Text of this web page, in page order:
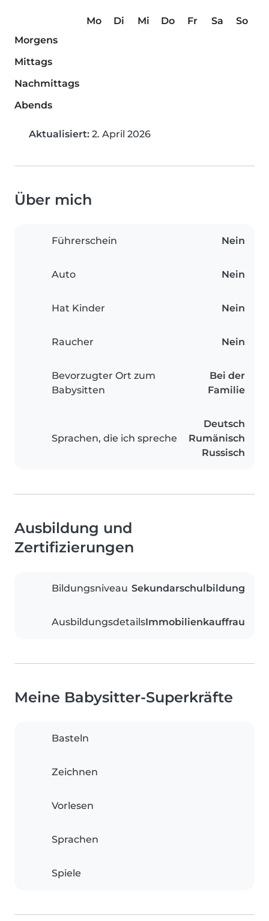
Mo Di Mi Do Fr Sa
So
Morgens
Mittags
Nachmittags
Abends
Aktualisiert: 2. April 2026
Über mich
Führerschein Nein
Auto Nein
Hat Kinder Nein
Raucher Nein
Bevorzugter Ort zum
Babysitten
Bei der
Familie
Sprachen, die ich spreche
Deutsch
Rumänisch
Russisch
Ausbildung und
Zertifizierungen
Bildungsniveau Sekundarschulbildung
AusbildungsdetailsImmobilienkauffrau
Meine Babysitter-Superkräfte
Basteln
Zeichnen
Vorlesen
Sprachen
Spiele